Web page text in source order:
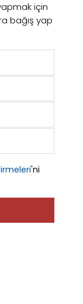
için
bağış yap
'ni